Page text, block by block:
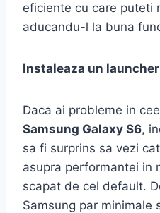
eficiente cu care puteti
aducandu-l la buna
Instaleaza un
Daca ai probleme in
Samsung Galaxy S6,
sa fi surprins sa vezi
asupra performantei in
scapat de cel default.
Samsung par minimale